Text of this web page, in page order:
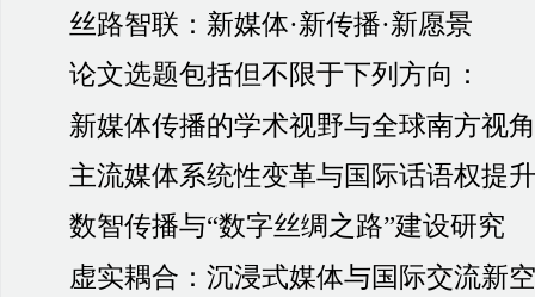
丝路智联 ： 新媒体·新传播·新愿景
论文选题包括但不限于下列方向 ：
新媒体传播的学术视野与全球南方视角
主流媒体系统性变革与国际话语权提升
数智传播与“数字丝绸之路”建设研究
虚实耦合 ： 沉浸式媒体与国际交流新